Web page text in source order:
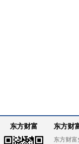
东方财富 东方财
东方财富